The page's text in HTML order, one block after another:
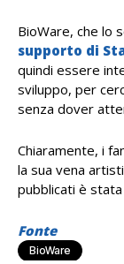
BioWare, che lo
supporto di
quindi essere
sviluppo, per
senza dover
Chiaramente, i
la sua vena
pubblicati è
Fonte
BioWare